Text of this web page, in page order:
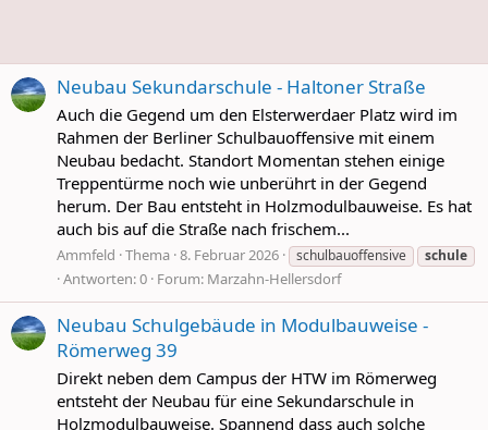
Neubau Sekundarschule - Haltoner Straße
Auch die Gegend um den Elsterwerdaer Platz wird im
Rahmen der Berliner Schulbauoffensive mit einem
Neubau bedacht. Standort Momentan stehen einige
Treppentürme noch wie unberührt in der Gegend
herum. Der Bau entsteht in Holzmodulbauweise. Es hat
auch bis auf die Straße nach frischem...
Ammfeld Thema 8. Februar 2026 schulbauoffensive schule
Antworten: 0 Forum: Marzahn-Hellersdorf
Neubau Schulgebäude in Modulbauweise -
Römerweg 39
Direkt neben dem Campus der HTW im Römerweg
entsteht der Neubau für eine Sekundarschule in
Holzmodulbauweise. Spannend dass auch solche